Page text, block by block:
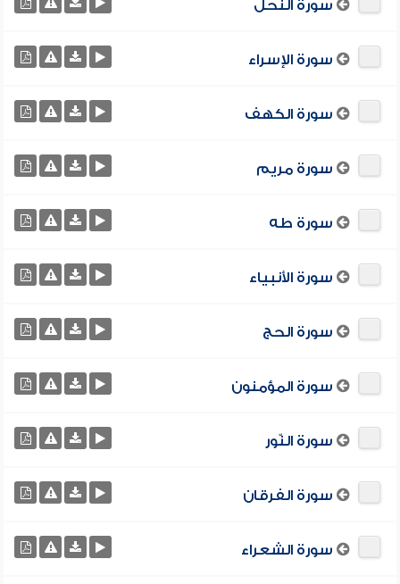
سورة النحل
سورة الإسراء
سورة الكهف
سورة مريم
سورة طه
سورة الأنبياء
سورة الحج
سورة المؤمنون
سورة النّور
سورة الفرقان
سورة الشعراء